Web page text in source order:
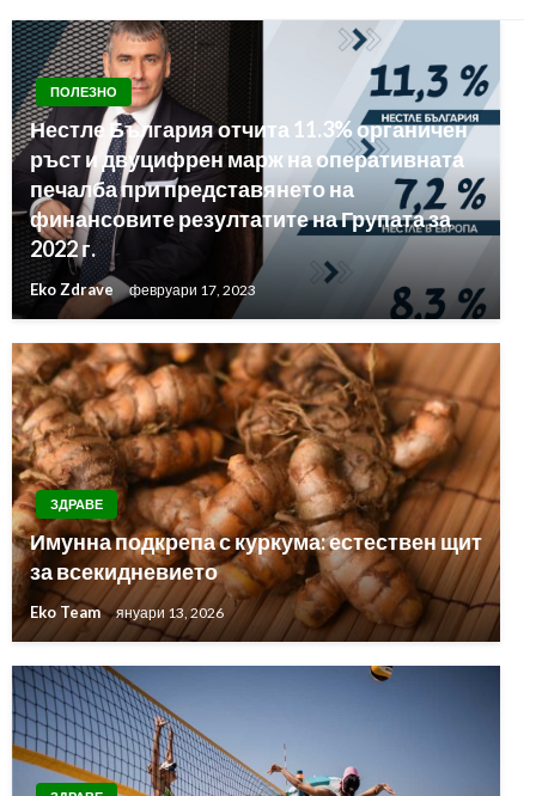
ПОЛЕЗНО
Нестле България отчита 11.3% органичен
ръст и двуцифрен марж на оперативната
печалба при представянето на
финансовите резултатите на Групата за
2022 г.
Eko Zdrave февруари 17, 2023
ЗДРАВЕ
Имунна подкрепа с куркума: естествен щит
за всекидневието
Eko Team януари 13, 2026